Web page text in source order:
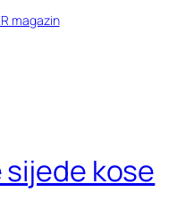
magazin
kose